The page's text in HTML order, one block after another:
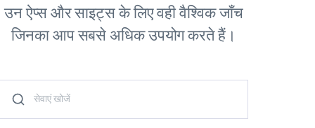
उन ऐप्स और साइट्स के लिए वही वैश्विक जाँच
जिनका आप सबसे अधिक उपयोग करते हैं।